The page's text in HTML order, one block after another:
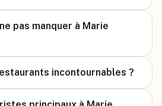
pas manquer à Marie
incontournables ?